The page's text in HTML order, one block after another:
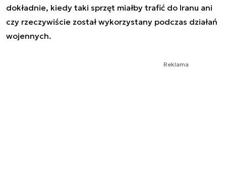
dokładnie, kiedy taki sprzęt miałby trafić do Iranu ani
czy rzeczywiście został wykorzystany podczas działań
wojennych.
Reklama